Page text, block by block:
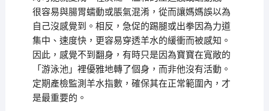
很容易與腸胃蠕動或脹氣混淆，從而讓媽媽誤以為
自己沒感覺到。相反，急促的踢腿或出拳因為力道
集中、速度快，更容易穿透羊水的緩衝而被感知。
因此，感覺不到翻身，有時只是因為寶寶在寬敞的
「游泳池」裡優雅地轉了個身，而非他沒有活動。
定期產檢監測羊水指數，確保其在正常範圍內，才
是最重要的。